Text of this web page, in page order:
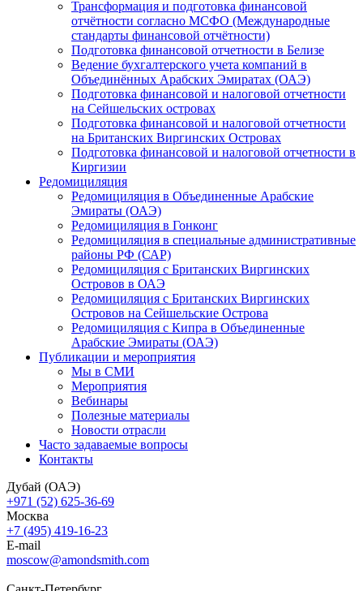
Трансформация и подготовка финансовой
отчётности согласно МСФО (Международные
стандарты финансовой отчётности)
Подготовка финансовой отчетности в Белизе
Ведение бухгалтерского учета компаний в
Объединённых Арабских Эмиратах (ОАЭ)
Подготовка финансовой и налоговой отчетности
на Сейшельских островах
Подготовка финансовой и налоговой отчетности
на Британских Виргинских Островах
Подготовка финансовой и налоговой отчетности в
Киргизии
Редомициляция
Редомициляция в Объединенные Арабские
Эмираты (ОАЭ)
Редомициляция в Гонконг
Редомициляция в специальные административные
районы РФ (САР)
Редомициляция с Британских Виргинских
Островов в ОАЭ
Редомициляция с Британских Виргинских
Островов на Сейшельские Острова
Редомициляция с Кипра в Объединенные
Арабские Эмираты (ОАЭ)
Публикации и мероприятия
Мы в СМИ
Мероприятия
Вебинары
Полезные материалы
Новости отрасли
Часто задаваемые вопросы
Контакты
Дубай (ОАЭ)
+971 (52) 625-36-69
Москва
+7 (495) 419-16-23
E-mail
moscow@amondsmith.com